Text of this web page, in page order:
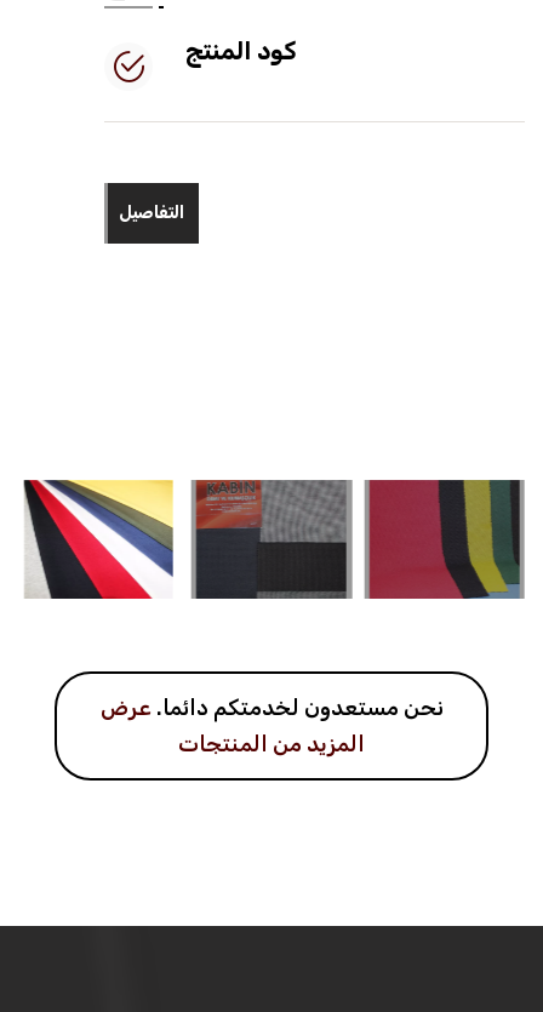
كود المنتج
التفاصيل
نحن مستعدون لخدمتكم دائما.عرض
المزيد من المنتجات